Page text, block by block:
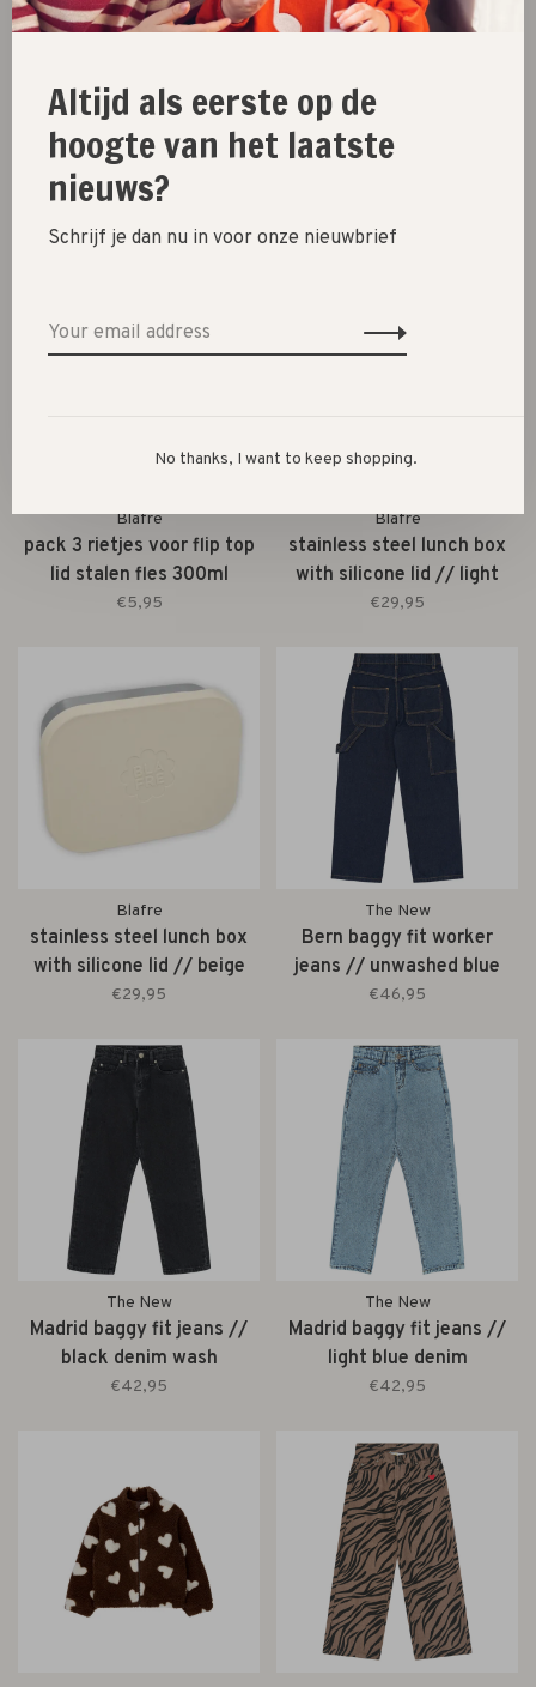
sweater salvador deli //
vivid red
flip top drinktuit // beige
Blafre
pack 3 rietjes voor flip top
lid stalen fles 300ml
€5,95
Blafre
stainless steel lunch box
with silicone lid // light
green
€29,95
Blafre
stainless steel lunch box
with silicone lid // beige
€29,95
The New
Bern baggy fit worker
jeans // unwashed blue
€46,95
The New
Madrid baggy fit jeans //
black denim wash
€42,95
The New
Madrid baggy fit jeans //
light blue denim
€42,95
Altijd als eerste op de
hoogte van het laatste
nieuws?
Schrijf je dan nu in voor onze nieuwbrief
No thanks, I want to keep shopping.